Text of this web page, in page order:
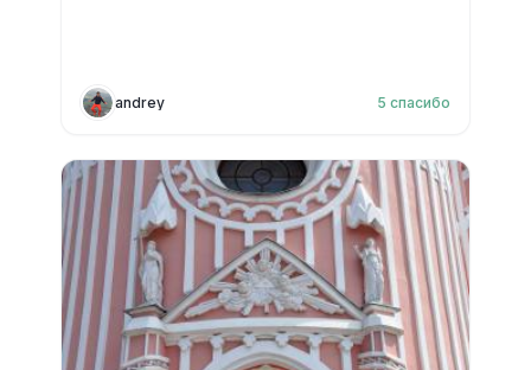
andrey 5 спасибо